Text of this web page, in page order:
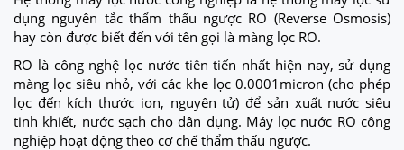
dụng nguyên tắc thẩm thấu ngược RO (Reverse Osmosis)
hay còn được biết đến với tên gọi là màng lọc RO.
RO là công nghệ lọc nước tiên tiến nhất hiện nay, sử dụng
màng lọc siêu nhỏ, với các khe lọc 0.0001micron (cho phép
lọc đến kích thước ion, nguyên tử) để sản xuất nước siêu
tinh khiết, nước sạch cho dân dụng. Máy lọc nước RO công
nghiệp hoạt động theo cơ chế thẩm thấu ngược.